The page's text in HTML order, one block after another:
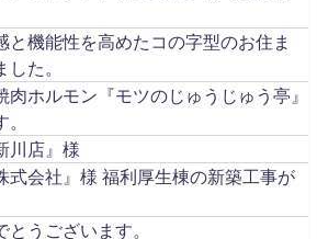
と機能性を高めたコの字型のお住ま
た。
ホルモン『モツのじゅうじゅう亭』
川店』様
式会社』様 福利厚生棟の新築工事が
うございます。